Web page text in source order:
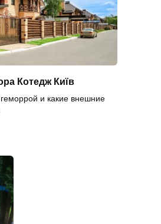
Котедж Київ
и какие внешние